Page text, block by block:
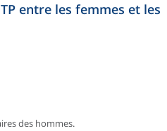
entre les femmes et les
des hommes.